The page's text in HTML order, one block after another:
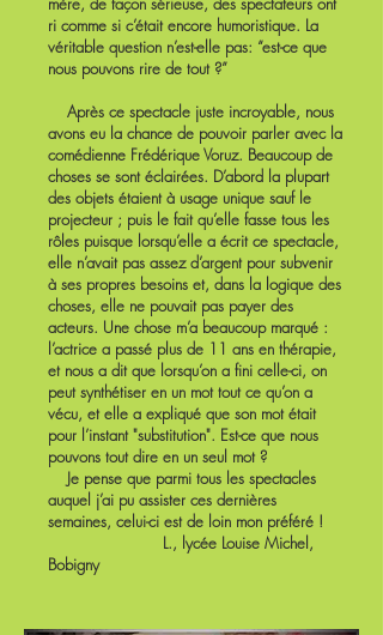
ri comme si c’était encore humoristique. La
véritable question n’est-elle pas: “est-ce que
nous pouvons rire de tout ?”
Après ce spectacle juste incroyable, nous
avons eu la chance de pouvoir parler avec la
comédienne Frédérique Voruz. Beaucoup de
choses se sont éclairées. D’abord la plupart
des objets étaient à usage unique sauf le
projecteur ; puis le fait qu’elle fasse tous les
rôles puisque lorsqu’elle a écrit ce spectacle,
elle n’avait pas assez d’argent pour subvenir
à ses propres besoins et, dans la logique des
choses, elle ne pouvait pas payer des
acteurs. Une chose m’a beaucoup marqué :
l’actrice a passé plus de 11 ans en thérapie,
et nous a dit que lorsqu’on a fini celle-ci, on
peut synthétiser en un mot tout ce qu’on a
vécu, et elle a expliqué que son mot était
pour l’instant "substitution". Est-ce que nous
pouvons tout dire en un seul mot ?
Je pense que parmi tous les spectacles
auquel j’ai pu assister ces dernières
semaines, celui-ci est de loin mon préféré !
L., lycée Louise Michel,
Bobigny